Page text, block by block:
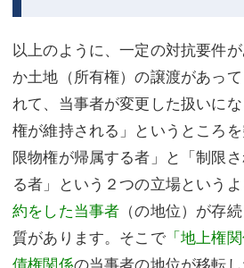
以上のように、一定の対抗要件
か土地（所有権）の譲渡があっ
れて、当事者が変更した扱いに
権が維持される」というところ
限物権が帰属する者」と「制限
る者」という２つの立場という
約をした当事者 （の地位）が存
質があります。そこで「地上権